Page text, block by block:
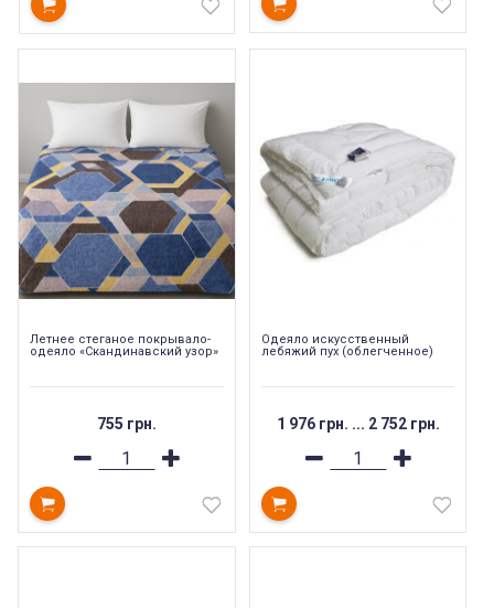
Летнее стеганое покрывало-
одеяло «Скандинавский узор»
755 грн.
Одеяло искусственный
лебяжий пух (облегченное)
1 976 грн. ... 2 752 грн.